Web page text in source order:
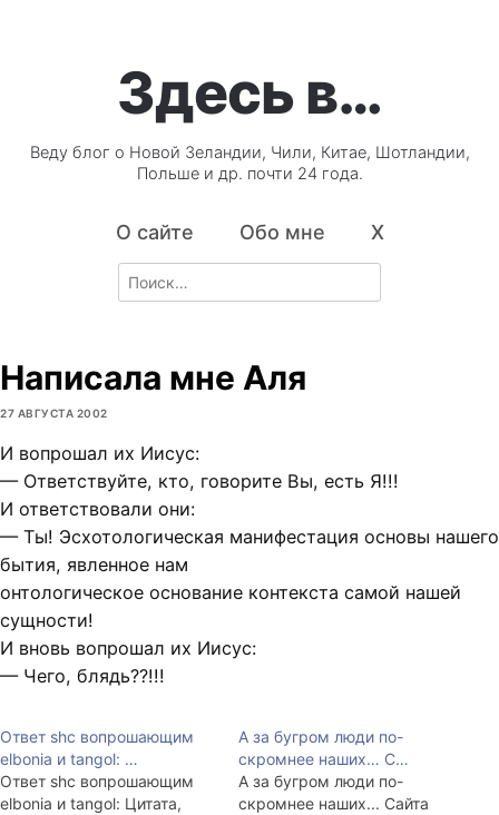
Здесь в…
Веду блог о Новой Зеландии, Чили, Китае, Шотландии,
Польше и др. почти 24 года.
О сайте Обо мне X
Search
for:
Написала мне Аля
27 АВГУСТА 2002
И вопрошал их Иисус:
— Ответствуйте, кто, говорите Вы, есть Я!!!
И ответствовали они:
— Ты! Эсхотологическая манифестация основы нашего
бытия, явленное нам
онтологическое основание контекста самой нашей
сущности!
И вновь вопрошал их Иисус:
— Чего, блядь??!!!
Ответ shc вопрошающим
elbonia и tangol: …
Ответ shc вопрошающим
elbonia и tangol: Цитата,
А за бугром люди по-
скромнее наших… С…
А за бугром люди по-
скромнее наших... Сайта